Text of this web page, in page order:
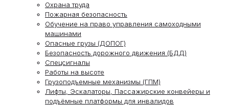
Охрана труда
Пожарная безопасность
Обучение на право управления самоходными
машинами
Опасные грузы (ДОПОГ)
Безопасность дорожного движения (БДД)
Спецсигналы
Работы на высоте
Грузоподъемные механизмы (ГПМ)
Лифты, Эскалаторы, Пассажирские конвейеры и
подъёмные платформы для инвалидов